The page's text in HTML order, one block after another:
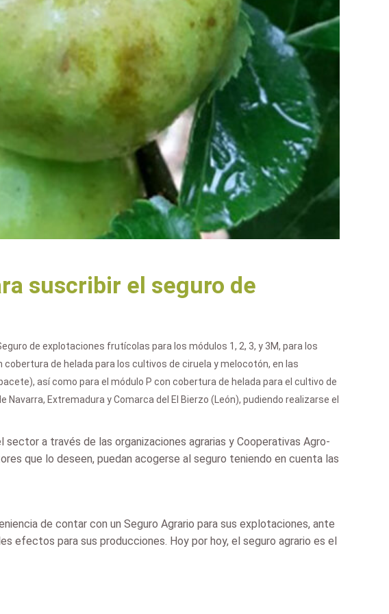
suscribir el seguro de
de explotaciones frutícolas para los módulos 1, 2, 3, y 3M, para los
de helada para los cultivos de ciruela y melocotón, en las
así como para el módulo P con cobertura de helada para el cultivo de
Extremadura y Comarca del El Bierzo (León), pudiendo realizarse el
a través de las organizaciones agrarias y Cooperativas Agro-
que lo deseen, puedan acogerse al seguro teniendo en cuenta las
de contar con un Seguro Agrario para sus explotaciones, ante
efectos para sus producciones. Hoy por hoy, el seguro agrario es el